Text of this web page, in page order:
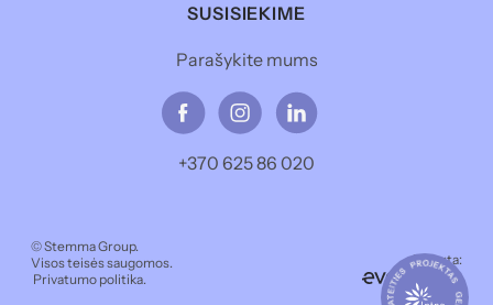
SUSISIEKIME
Parašykite mums
+370 625 86 020
© Stemma Group.
Visos teisės saugomos.
Privatumo politika.
Sukurta: